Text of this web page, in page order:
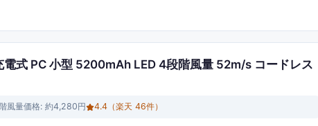
式 PC 小型 5200mAh LED 4段階風量 52m/s コードレス
風量価格: 約4,280円 4.4 （楽天 46件）